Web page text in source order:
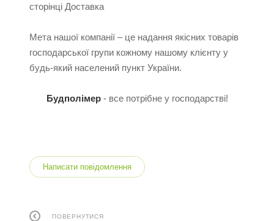
сторінці Доставка
Мета нашої компанії – це надання якісних товарів
господарської групи кожному нашому клієнту у
будь-який населений пункт України.
Будполімер - все потрібне у господарстві!
Написати повідомлення
ПОВЕРНУТИСЯ